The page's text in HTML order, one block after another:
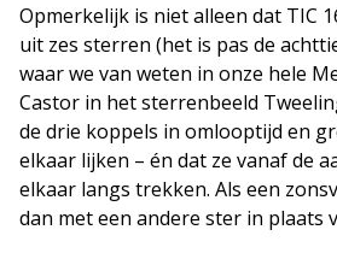
Opmerkelijk is niet alleen dat TIC
uit zes sterren (het is pas de
waar we van weten in onze hele
Castor in het sterrenbeeld
de drie koppels in omlooptijd en
elkaar lijken – én dat ze vanaf de
elkaar langs trekken. Als een
dan met een andere ster in plaats